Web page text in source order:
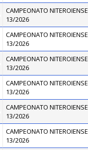
CAMPEONATO
13/2026
CAMPEONATO
13/2026
CAMPEONATO
13/2026
CAMPEONATO
13/2026
CAMPEONATO
13/2026
CAMPEONATO
13/2026